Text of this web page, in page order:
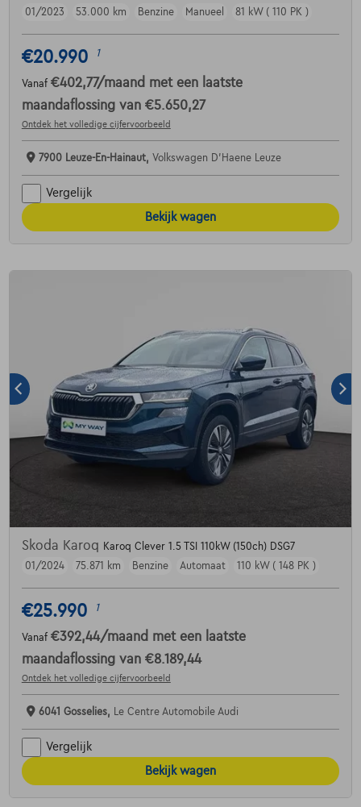
01/2023
53.000 km Benzine Manueel 81 kW ( 110 PK )
€20.990 1
Vanaf €402,77/maand met een laatste
maandaflossing van €5.650,27
Ontdek het volledige cijfervoorbeeld
7900 Leuze-En-Hainaut, Volkswagen D'Haene Leuze
Vergelijk
Bekijk wagen
Skoda Karoq Karoq Clever 1.5 TSI 110kW (150ch) DSG7
01/2024
75.871 km Benzine Automaat 110 kW ( 148 PK )
€25.990 1
Vanaf €392,44/maand met een laatste
maandaflossing van €8.189,44
Ontdek het volledige cijfervoorbeeld
6041 Gosselies, Le Centre Automobile Audi
Vergelijk
Bekijk wagen